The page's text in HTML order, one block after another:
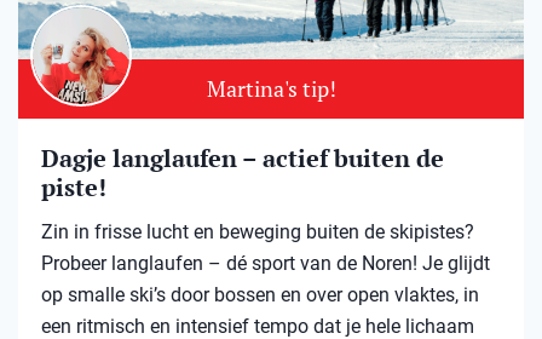
Martina's tip!
Dagje langlaufen – actief buiten de
piste!
Zin in frisse lucht en beweging buiten de skipistes?
Probeer langlaufen – dé sport van de Noren! Je glijdt
op smalle ski’s door bossen en over open vlaktes, in
een ritmisch en intensief tempo dat je hele lichaam